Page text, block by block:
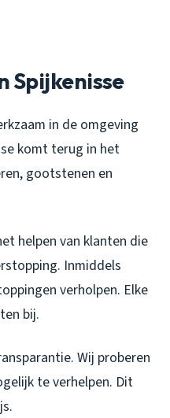
Spijkenisse
in de omgeving
komt terug in het
gootstenen en
helpen van klanten die
Inmiddels
verholpen. Elke
bij.
Wij proberen
te verhelpen. Dit